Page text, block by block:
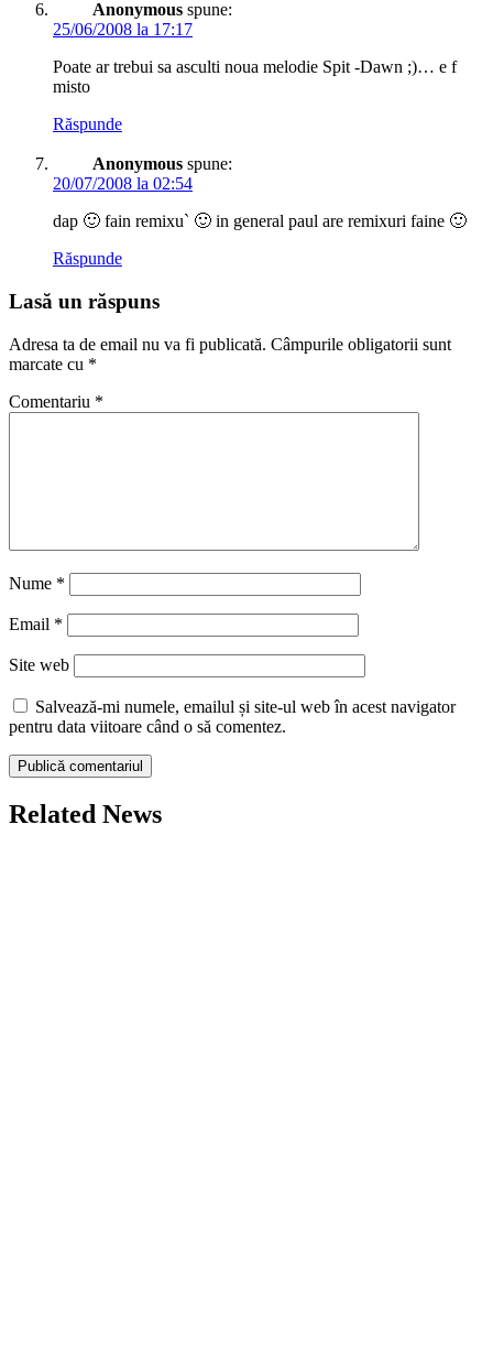
Anonymous spune:
25/06/2008 la 17:17
Poate ar trebui sa asculti noua melodie Spit -Dawn ;)… e f
misto
Răspunde
Anonymous spune:
20/07/2008 la 02:54
dap 🙂 fain remixu` 🙂 in general paul are remixuri faine 🙂
Răspunde
Lasă un răspuns
Adresa ta de email nu va fi publicată. Câmpurile obligatorii sunt
marcate cu *
Comentariu *
Nume *
Email *
Site web
Salvează-mi numele, emailul și site-ul web în acest navigator
pentru data viitoare când o să comentez.
Related News